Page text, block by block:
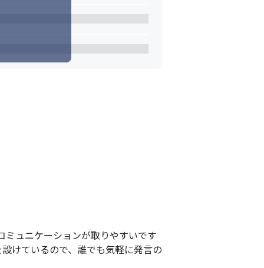
ミュニケーションが取りやすいです
けているので、誰でも気軽に発言の